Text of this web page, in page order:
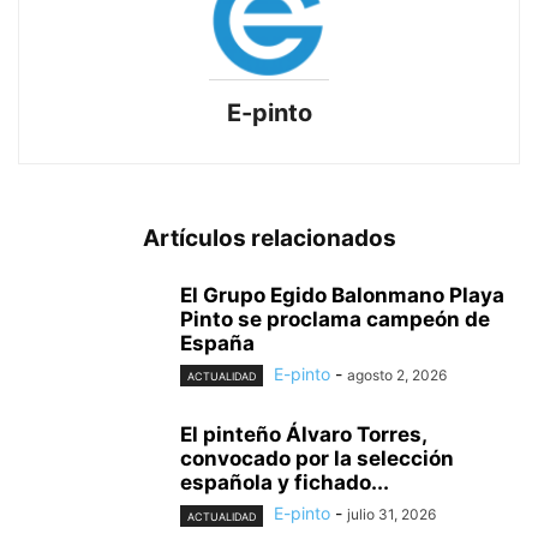
E-pinto
Artículos relacionados
El Grupo Egido Balonmano Playa
Pinto se proclama campeón de
España
ACTUALIDAD E-pinto - agosto 2, 2026
El pinteño Álvaro Torres,
convocado por la selección
española y fichado...
ACTUALIDAD E-pinto - julio 31, 2026